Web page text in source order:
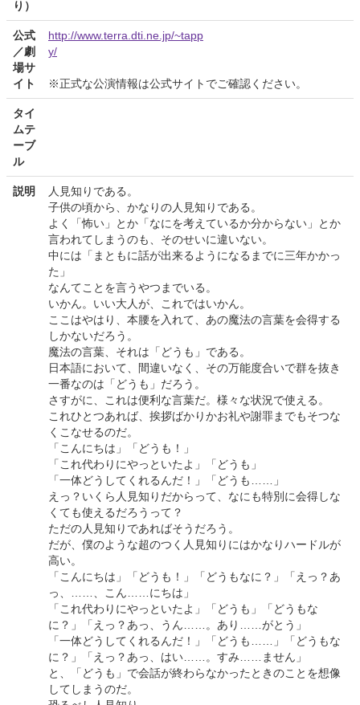
り）
公式
／劇
場サ
イト
http://www.terra.dti.ne.jp/~tapp
y/
※正式な公演情報は公式サイトでご確認ください。
タイ
ムテ
ーブ
ル
説明
人見知りである。
子供の頃から、かなりの人見知りである。
よく「怖い」とか「なにを考えているか分からない」とか
言われてしまうのも、そのせいに違いない。
中には「まともに話が出来るようになるまでに三年かかっ
た」
なんてことを言うやつまでいる。
いかん。いい大人が、これではいかん。
ここはやはり、本腰を入れて、あの魔法の言葉を会得する
しかないだろう。
魔法の言葉、それは「どうも」である。
日本語において、間違いなく、その万能度合いで群を抜き
一番なのは「どうも」だろう。
さすがに、これは便利な言葉だ。様々な状況で使える。
これひとつあれば、挨拶ばかりかお礼や謝罪までもそつな
くこなせるのだ。
「こんにちは」「どうも！」
「これ代わりにやっといたよ」「どうも」
「一体どうしてくれるんだ！」「どうも……」
えっ？いくら人見知りだからって、なにも特別に会得しな
くても使えるだろうって？
ただの人見知りであればそうだろう。
だが、僕のような超のつく人見知りにはかなりハードルが
高い。
「こんにちは」「どうも！」「どうもなに？」「えっ？あ
っ、……、こん……にちは」
「これ代わりにやっといたよ」「どうも」「どうもな
に？」「えっ？あっ、うん……。あり……がとう」
「一体どうしてくれるんだ！」「どうも……」「どうもな
に？」「えっ？あっ、はい……。すみ……ません」
と、「どうも」で会話が終わらなかったときのことを想像
してしまうのだ。